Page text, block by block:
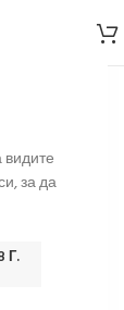
за да
Г.